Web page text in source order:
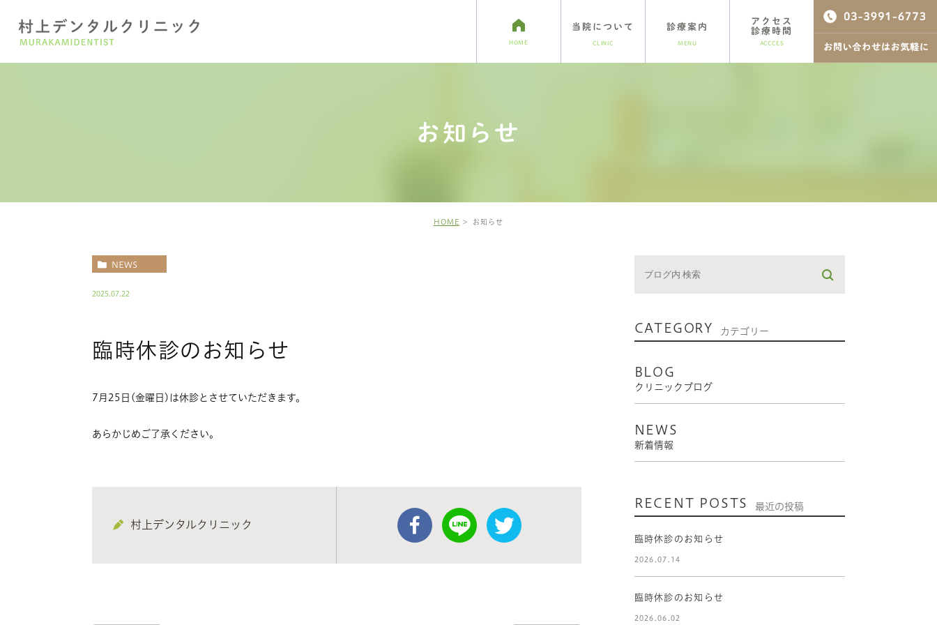
HOME
当院について
CLINIC
アクセス・診療時間
診療案内
MENU
小児歯科
アクセス
診療時間
ACCCES
お知らせ
HOME お知らせ
NEWS
2025.07.22
臨時休診のお知らせ
7月25日(金曜日)は休診とさせていただきます。
あらかじめご了承ください。
村上デンタルクリニック
CATEGORY カテゴリー
BLOG
クリニックブログ
NEWS
新着情報
RECENT POSTS 最近の投稿
臨時休診のお知らせ
2026.07.14
臨時休診のお知らせ
2026.06.02